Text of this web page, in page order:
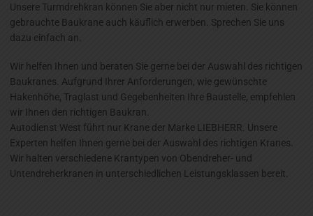
Unsere Turmdrehkran können Sie aber nicht nur mieten. Sie können
gebrauchte Baukrane auch käuflich erwerben. Sprechen Sie uns
dazu einfach an.
Wir helfen Ihnen und beraten Sie gerne bei der Auswahl des richtigen
Baukranes. Aufgrund Ihrer Anforderungen, wie gewünschte
Hakenhöhe, Traglast und Gegebenheiten Ihre Baustelle, empfehlen
wir Ihnen den richtigen Baukran.
Autodienst West führt nur Krane der Marke LIEBHERR. Unsere
Experten helfen Ihnen gerne bei der Auswahl des richtigen Kranes.
Wir halten verschiedene Krantypen von Obendreher- und
Untendreherkranen in unterschiedlichen Leistungsklassen bereit.